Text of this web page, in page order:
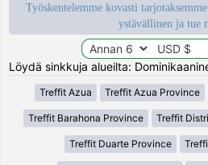
Työskentelemme kovasti
ystävällinen ja tue
Löydä sinkkuja alueilta:
Treffit Azua Treffit Azua Province
Treffit Barahona Province Treffit
Treffit Duarte Province